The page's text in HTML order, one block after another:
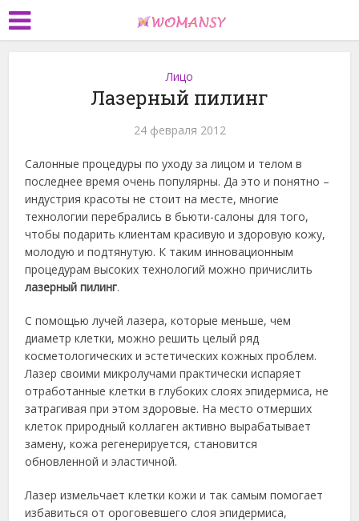
Лицо
Лазерный пилинг
24 февраля 2012
Салонные процедуры по уходу за лицом и телом в
последнее время очень популярны. Да это и понятно –
индустрия красоты не стоит на месте, многие
технологии перебрались в бьюти-салоны для того,
чтобы подарить клиентам красивую и здоровую кожу,
молодую и подтянутую. К таким инновационным
процедурам высоких технологий можно причислить
лазерный пилинг.
С помощью лучей лазера, которые меньше, чем
диаметр клетки, можно решить целый ряд
косметологических и эстетических кожных проблем.
Лазер своими микролучами практически испаряет
отработанные клетки в глубоких слоях эпидермиса, не
затрагивая при этом здоровые. На место отмерших
клеток природный коллаген активно вырабатывает
замену, кожа регенерируется, становится
обновленной и эластичной.
Лазер измельчает клетки кожи и так самым помогает
избавиться от ороговевшего слоя эпидермиса,